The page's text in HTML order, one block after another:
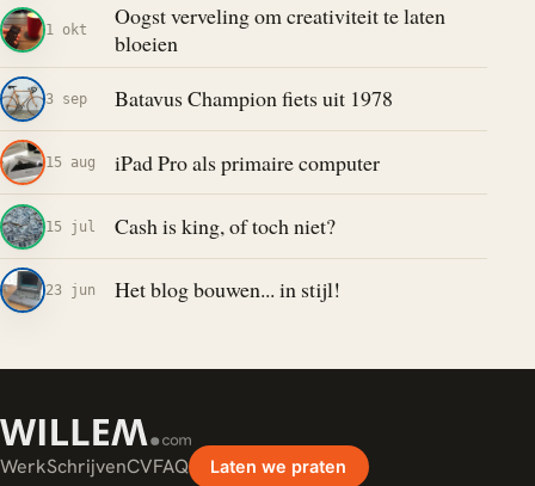
1 okt
Oogst verveling om creativiteit te laten
bloeien
3 sep Batavus Champion fiets uit 1978
15 aug iPad Pro als primaire computer
15 jul Cash is king, of toch niet?
23 jun Het blog bouwen... in stijl!
WerkSchrijvenCVFAQ Laten we praten